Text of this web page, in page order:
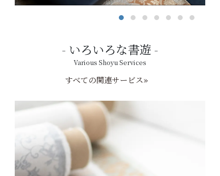
いろいろな書遊
Various Shoyu Services
すべての関連サービス»